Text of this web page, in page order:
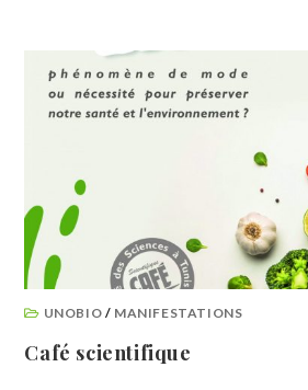
UNOBIO / MANIFESTATIONS
Café scientifique